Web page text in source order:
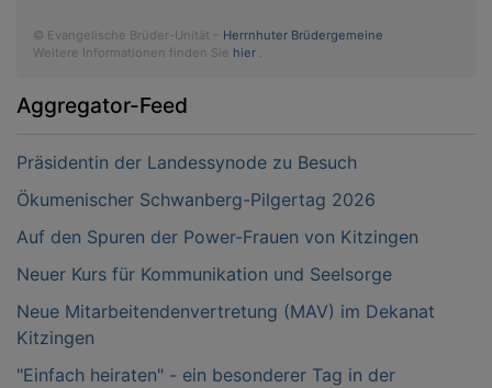
© Evangelische Brüder-Unität – Herrnhuter Brüdergemeine
Weitere Informationen finden Sie hier .
Aggregator-Feed
Präsidentin der Landessynode zu Besuch
Ökumenischer Schwanberg-Pilgertag 2026
Auf den Spuren der Power-Frauen von Kitzingen
Neuer Kurs für Kommunikation und Seelsorge
Neue Mitarbeitendenvertretung (MAV) im Dekanat
Kitzingen
"Einfach heiraten" - ein besonderer Tag in der